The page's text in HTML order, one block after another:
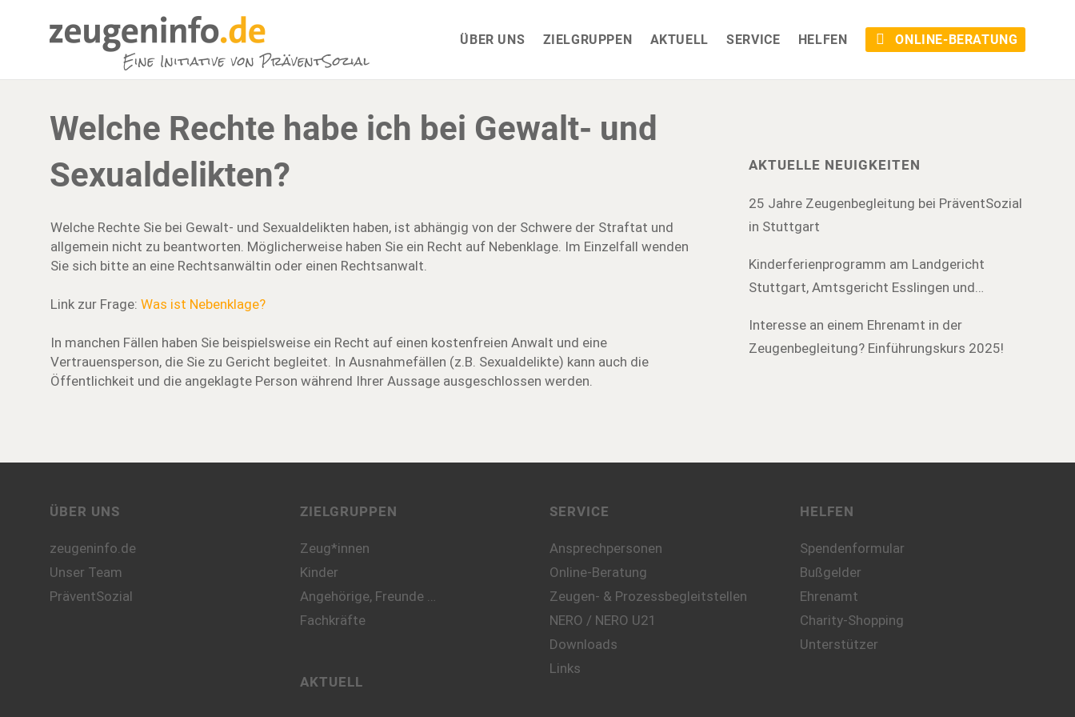
ÜBER UNS ZIELGRUPPEN AKTUELL SERVICE HELFEN ONLINE-BERATUNG
Welche Rechte habe ich bei Gewalt- und
Sexualdelikten?
Welche Rechte Sie bei Gewalt- und Sexualdelikten haben, ist abhängig von der Schwere der Straftat und
allgemein nicht zu beantworten. Möglicherweise haben Sie ein Recht auf Nebenklage. Im Einzelfall wenden
Sie sich bitte an eine Rechtsanwältin oder einen Rechtsanwalt.
Link zur Frage: Was ist Nebenklage?
In manchen Fällen haben Sie beispielsweise ein Recht auf einen kostenfreien Anwalt und eine
Vertrauensperson, die Sie zu Gericht begleitet. In Ausnahmefällen (z.B. Sexualdelikte) kann auch die
Öffentlichkeit und die angeklagte Person während Ihrer Aussage ausgeschlossen werden.
AKTUELLE NEUIGKEITEN
25 Jahre Zeugenbegleitung bei PräventSozial
in Stuttgart
Kinderferienprogramm am Landgericht
Stuttgart, Amtsgericht Esslingen und
Interesse an einem Ehrenamt in der
Zeugenbegleitung? Einführungskurs 2025!
ÜBER UNS
zeugeninfo.de
Unser Team
PräventSozial
ZIELGRUPPEN
Zeug*innen
Kinder
Angehörige, Freunde …
Fachkräfte
AKTUELL
SERVICE
Ansprechpersonen
Online-Beratung
Zeugen- & Prozessbegleitstellen
NERO / NERO U21
Downloads
Links
HELFEN
Spendenformular
Bußgelder
Ehrenamt
Charity-Shopping
Unterstützer